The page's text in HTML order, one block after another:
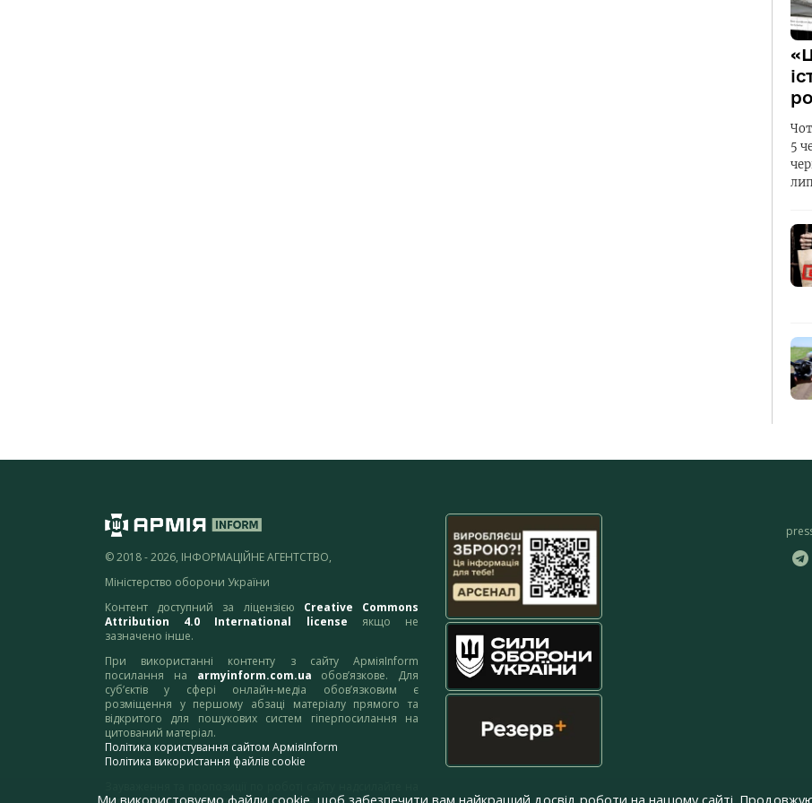
5
© 2018 - 2026, ІНФОРМАЦІЙНЕ АГЕНТСТВО,
Міністерство оборони України
Контент доступний за ліцензією Creative Commons
Attribution 4.0 International license якщо не
зазначено інше.
При використанні контенту з сайту АрміяInform
посилання на armyinform.com.ua обов’язкове. Для
суб’єктів у сфері онлайн-медіа обов’язковим є
розміщення у першому абзаці матеріалу прямого та
відкритого для пошукових систем гіперпосилання на
цитований матеріал.
Політика користування сайтом АрміяInform
Політика використання файлів cookie